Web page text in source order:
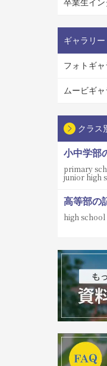
卒業生イン
ギャラリー
フォトギャ
ムービギ
クラス
小中学部
primary
junior high
高等部の
high school